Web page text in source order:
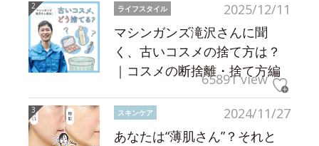
2025/12/11
ライフスタイル
マシンガンズ滝沢さんに聞
く、古いコスメの捨て方は？
｜コスメの断捨離・捨て方編
65891 view
2024/11/27
スキンケア
あなたは“薄肌さん”？それと